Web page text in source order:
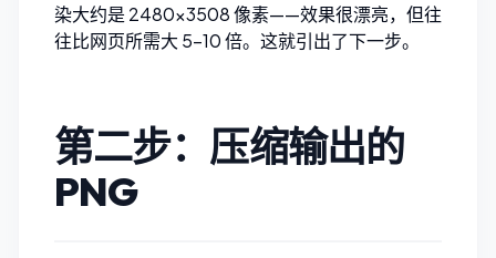
染大约是 2480×3508 像素——效果很漂亮，但往
往比网页所需大 5–10 倍。这就引出了下一步。
第二步：压缩输出的
PNG